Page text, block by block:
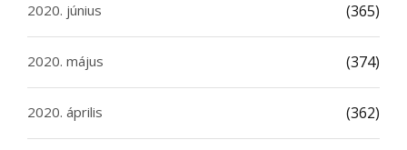
2020. június (365)
2020. május (374)
2020. április (362)